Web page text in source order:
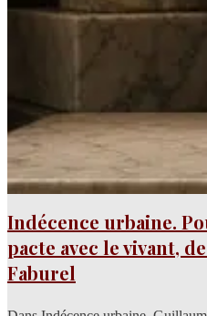
Indécence urbaine.
pacte avec le vivant,
Faburel